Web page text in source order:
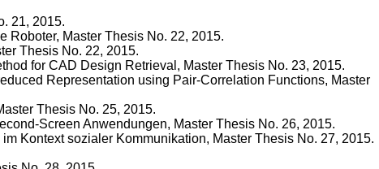
21, 2015.
Roboter, Master Thesis No. 22, 2015.
Thesis No. 22, 2015.
for CAD Design Retrieval, Master Thesis No. 23, 2015.
Representation using Pair-Correlation Functions, Master
Thesis No. 25, 2015.
Screen Anwendungen, Master Thesis No. 26, 2015.
Kontext sozialer Kommunikation, Master Thesis No. 27, 2015.